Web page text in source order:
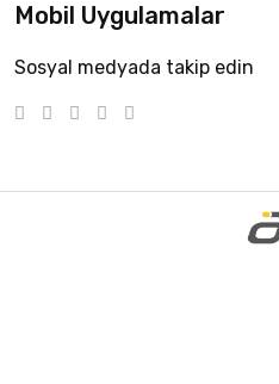
Mobil Uygulamalar
Sosyal medyada takip edin